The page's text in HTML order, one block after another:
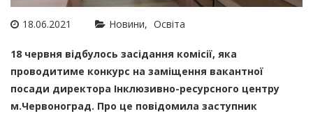
18.06.2021 Новини Освіта
18 червня відбулось засідання комісії, яка
проводитиме конкурс на заміщення вакантної
посади директора Інклюзивно-ресурсного центру
м.Червоноград. Про це повідомила заступник